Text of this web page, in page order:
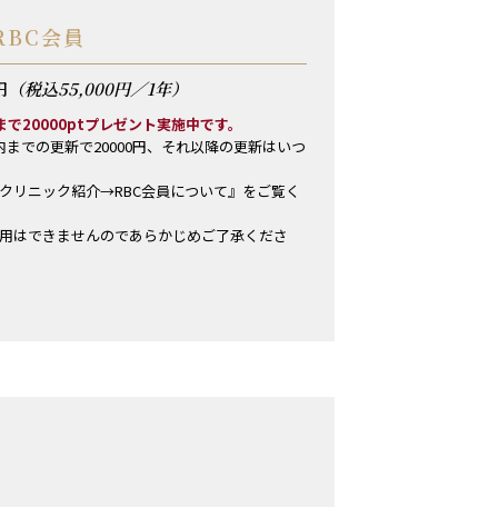
会員
（税込55,000円／1年）
20000ptプレゼント実施中です。
での更新で20000円、それ以降の更新はいつ
リニック紹介→RBC会員について』をご覧く
はできませんのであらかじめご了承くださ